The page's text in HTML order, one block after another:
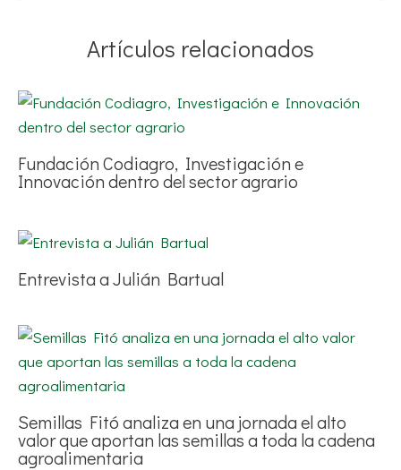
Artículos relacionados
Fundación Codiagro, Investigación e
Innovación dentro del sector agrario
Entrevista a Julián Bartual
Semillas Fitó analiza en una jornada el alto
valor que aportan las semillas a toda la cadena
agroalimentaria